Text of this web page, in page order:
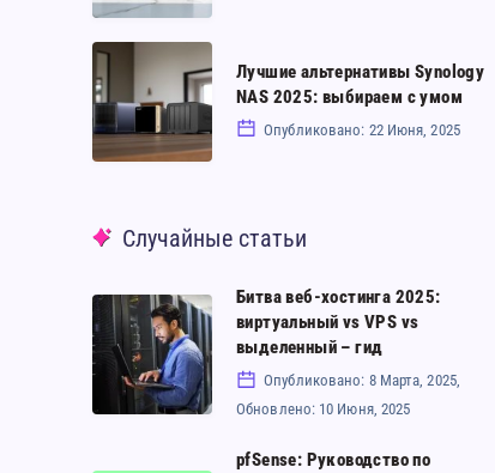
одной
загвоздкой
235
против
245K:
Дороже
не
лучший
Лучшие
альтернативы
Synology
NAS
выбираем
умом
Лучшие альтернативы Synology
NAS 2025: выбираем с умом
Опубликовано: 22 Июня, 2025
Случайные статьи
Битва
веб-
хостинга
2025:
Битва веб-хостинга 2025:
виртуальный vs VPS vs
выделенный – гид
Опубликовано: 8 Марта, 2025,
Обновлено: 10 Июня, 2025
pfSense: Руководство по